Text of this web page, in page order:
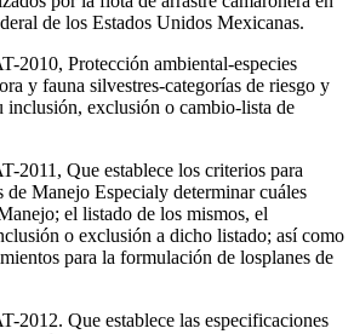
de los Estados Unidos Mexicanas.
Protección ambiental-especies
y fauna silvestres-categorías de riesgo y
inclusión, exclusión o cambio-lista de
Que establece los criterios para
de Manejo Especialy determinar cuáles
el listado de los mismos, el
o exclusión a dicho listado; así como
para la formulación de losplanes de
Que establece las especificaciones